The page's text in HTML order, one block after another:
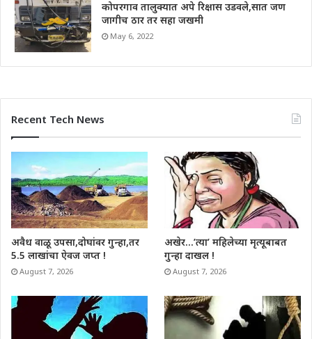
कोपरगाव तालुक्यात अपे रिक्षास उडवले,सात जण
जागीच ठार तर सहा जखमी
May 6, 2022
Recent Tech News
अवैध वाळू उपसा,दोघांवर गुन्हा,तर
5.5 लाखांचा ऐवज जप्त !
August 7, 2026
अखेर…’त्या’ महिलेच्या मृत्यूबाबत
गुन्हा दाखल !
August 7, 2026